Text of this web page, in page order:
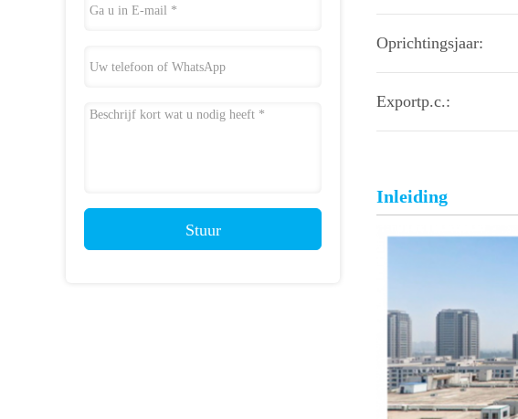
Stuur
Oprichtingsjaar:
Exportp.c.:
Inleiding